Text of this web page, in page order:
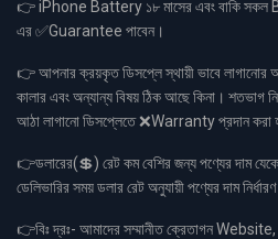
👉 iPhone Battery ১৮ মাসের এবং বাকি সকল
এর ✅Guarantee পাবেন।
👉 আপনার ক্রয়কৃত ডিসপ্লে স্থায়ী ভাবে লাগানোর
কালার এবং অন্যান্য বিষয় ঠিক আছে কিনা। শতভাগ
আঠা লাগানো ডিসপ্লেতে ❌Warranty প্রদান করা
👉ডলারের(💲) রেট কম বেশির জন্য পণ্যের দাম
ডেলিভারির সময় ডলার রেট অনুযায়ী পণ্যের দাম
👉বিঃ দ্রঃ- আমাদের সম্মানীত ক্রেতাগন